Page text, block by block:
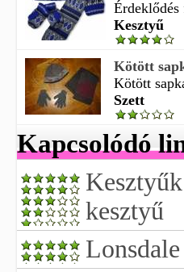
Kesztyű
Kötött
Kötött
Szett
Kapcsolódó
kesztyű